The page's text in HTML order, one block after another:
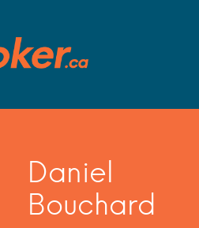
Daniel
Bouchard